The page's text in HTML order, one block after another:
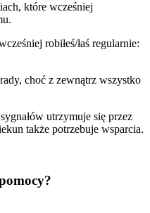
które wcześniej
robiłeś/łaś regularnie:
choć z zewnątrz wszystko
utrzymuje się przez
także potrzebuje wsparcia.